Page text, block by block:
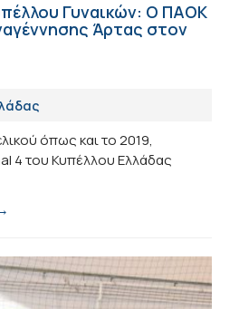
Γυναικών: Ο ΠΑΟΚ
Άρτας στον
όπως και το 2019,
4 του Κυπέλλου Ελλάδας